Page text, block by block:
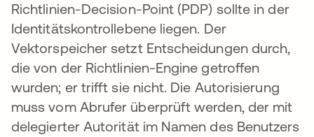
Richtlinien-Decision-Point (PDP) sollte in der
Identitätskontrollebene liegen. Der
Vektorspeicher setzt Entscheidungen durch,
die von der Richtlinien-Engine getroffen
wurden; er trifft sie nicht. Die Autorisierung
muss vom Abrufer überprüft werden, der mit
delegierter Autorität im Namen des Benutzers